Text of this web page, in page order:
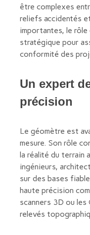
être complexes
reliefs accidentés
importantes, le
stratégique pour
conformité des
Un expert
précision
Le géomètre est
mesure. Son rôle
la réalité du terrain
ingénieurs,
sur des bases
haute précision
scanners 3D ou les
relevés